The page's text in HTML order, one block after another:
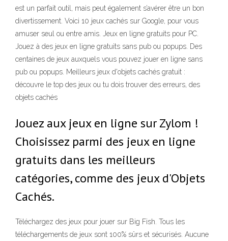
est un parfait outil, mais peut également s’avérer être un bon
divertissement. Voici 10 jeux cachés sur Google, pour vous
amuser seul ou entre amis. Jeux en ligne gratuits pour PC.
Jouez à des jeux en ligne gratuits sans pub ou popups. Des
centaines de jeux auxquels vous pouvez jouer en ligne sans
pub ou popups. Meilleurs jeux d'objets cachés gratuit :
découvre le top des jeux ou tu dois trouver des erreurs, des
objets cachés
Jouez aux jeux en ligne sur Zylom !
Choisissez parmi des jeux en ligne
gratuits dans les meilleurs
catégories, comme des jeux d'Objets
Cachés.
Téléchargez des jeux pour jouer sur Big Fish. Tous les
téléchargements de jeux sont 100% sûrs et sécurisés. Aucune